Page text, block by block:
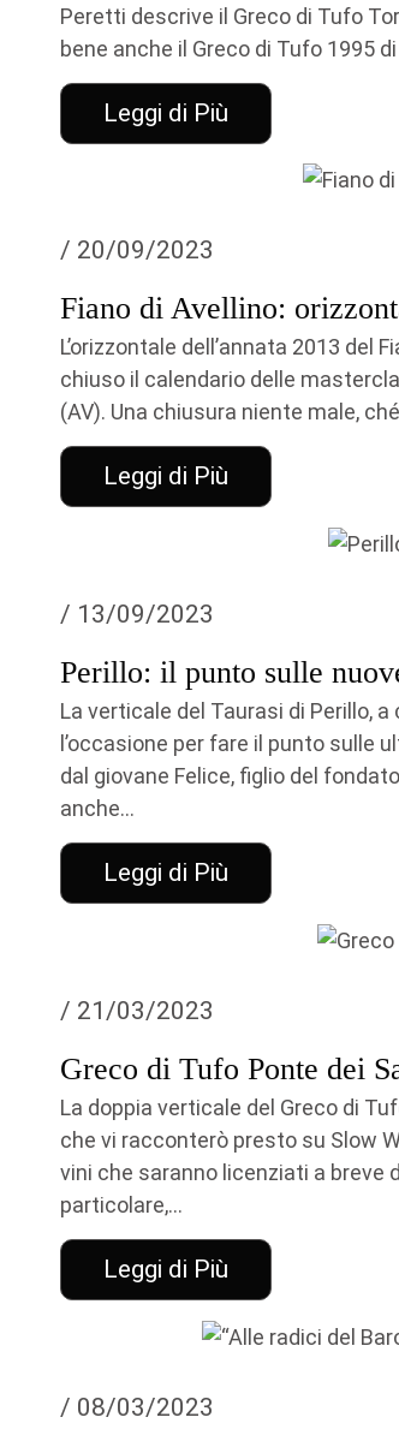
Peretti descrive il Greco di Tufo
bene anche il Greco di Tufo 1995
Leggi di Più
/ 20/09/2023
Fiano di Avellino:
L’orizzontale dell’annata 2013 del
chiuso il calendario delle
(AV). Una chiusura niente male,
Leggi di Più
/ 13/09/2023
Perillo: il punto sulle
La verticale del Taurasi di Perillo,
l’occasione per fare il punto sulle
dal giovane Felice, figlio del
anche...
Leggi di Più
/ 21/03/2023
Greco di Tufo Ponte dei
La doppia verticale del Greco di
che vi racconterò presto su Slow
vini che saranno licenziati a breve
particolare,...
Leggi di Più
/ 08/03/2023